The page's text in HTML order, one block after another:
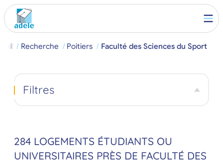
Recherche Poitiers Faculté des Sciences du Sport
284 LOGEMENTS ÉTUDIANTS OU
UNIVERSITAIRES PRÈS DE FACULTÉ DES
Filtres